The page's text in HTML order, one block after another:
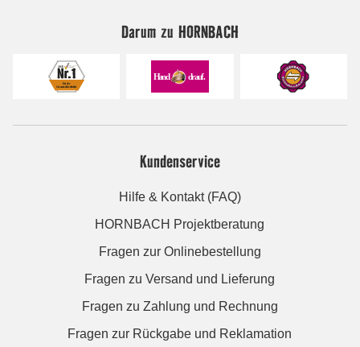
Darum zu HORNBACH
Kundenservice
Hilfe & Kontakt (FAQ)
HORNBACH Projektberatung
Fragen zur Onlinebestellung
Fragen zu Versand und Lieferung
Fragen zu Zahlung und Rechnung
Fragen zur Rückgabe und Reklamation